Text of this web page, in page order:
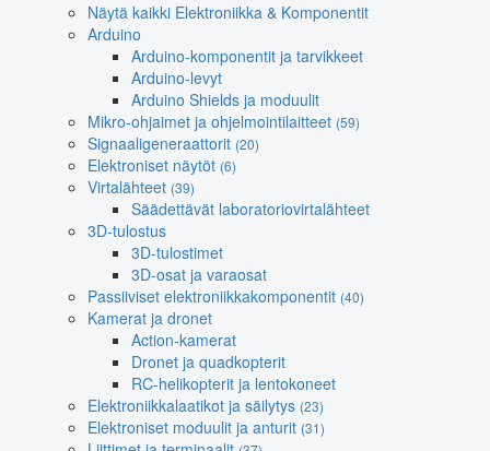
Näytä kaikki Elektroniikka & Komponentit
Arduino
Arduino-komponentit ja tarvikkeet
Arduino-levyt
Arduino Shields ja moduulit
Mikro-ohjaimet ja ohjelmointilaitteet (59)
Signaaligeneraattorit (20)
Elektroniset näytöt (6)
Virtalähteet (39)
Säädettävät laboratoriovirtalähteet
3D-tulostus
3D-tulostimet
3D-osat ja varaosat
Passiiviset elektroniikkakomponentit (40)
Kamerat ja dronet
Action-kamerat
Dronet ja quadkopterit
RC-helikopterit ja lentokoneet
Elektroniikkalaatikot ja säilytys (23)
Elektroniset moduulit ja anturit (31)